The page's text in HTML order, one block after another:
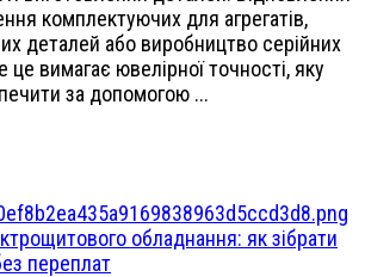
комплектуючих для агрегатів,
деталей або виробництво серійних
вимагає ювелірної точності, яку
за допомогою ...
обладнання: як зібрати
переплат